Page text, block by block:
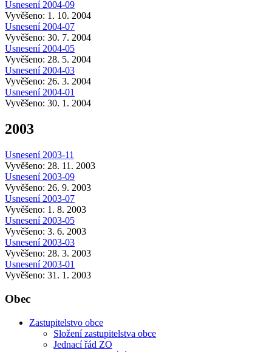
Usnesení 2004-09
Vyvěšeno: 1. 10. 2004
Usnesení 2004-07
Vyvěšeno: 30. 7. 2004
Usnesení 2004-05
Vyvěšeno: 28. 5. 2004
Usnesení 2004-03
Vyvěšeno: 26. 3. 2004
Usnesení 2004-01
Vyvěšeno: 30. 1. 2004
2003
Usnesení 2003-11
Vyvěšeno: 28. 11. 2003
Usnesení 2003-09
Vyvěšeno: 26. 9. 2003
Usnesení 2003-07
Vyvěšeno: 1. 8. 2003
Usnesení 2003-05
Vyvěšeno: 3. 6. 2003
Usnesení 2003-03
Vyvěšeno: 28. 3. 2003
Usnesení 2003-01
Vyvěšeno: 31. 1. 2003
Obec
Zastupitelstvo obce
Složení zastupitelstva obce
Jednací řád ZO